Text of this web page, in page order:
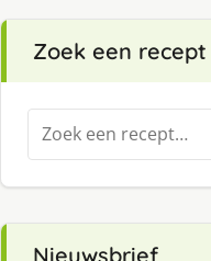
Zoek een recept
Zoeken
naar:
Nieuwsbrief